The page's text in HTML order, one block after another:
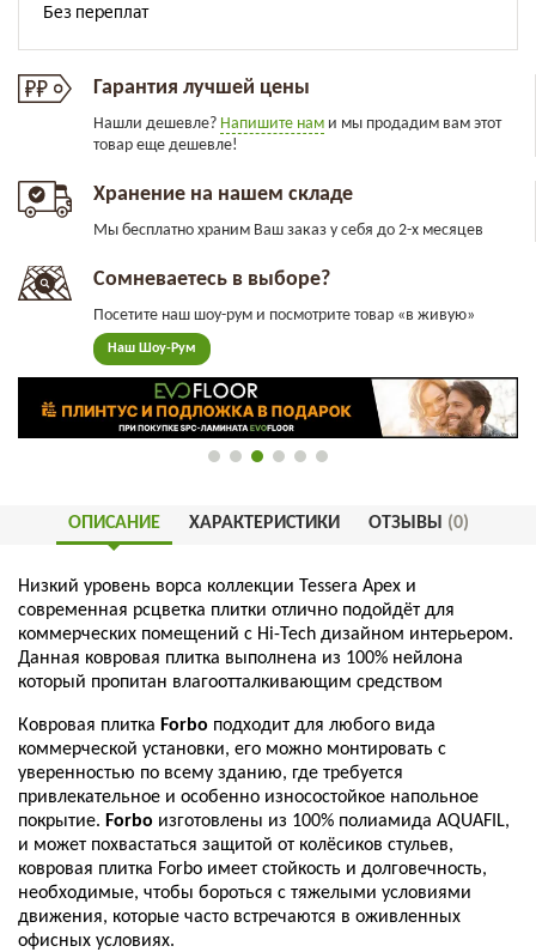
Гарантия лучшей цены
Нашли дешевле? Напишите нам и мы продадим вам этот
товар еще дешевле!
Хранение на нашем складе
Мы бесплатно храним Ваш заказ у себя до 2-х месяцев
Сомневаетесь в выборе?
Посетите наш шоу-рум и посмотрите товар «в живую»
Наш Шоу-Рум
ОПИСАНИЕ ХАРАКТЕРИСТИКИ ОТЗЫВЫ (0)
Низкий уровень ворса коллекции Tessera Apex и
современная рсцветка плитки отлично подойдёт для
коммерческих помещений с Hi-Tech дизайном интерьером.
Данная ковровая плитка выполнена из 100% нейлона
который пропитан влагоотталкивающим средством
Ковровая плитка Forbo подходит для любого вида
коммерческой установки, его можно монтировать с
уверенностью по всему зданию, где требуется
привлекательное и особенно износостойкое напольное
покрытие. Forbo изготовлены из 100% полиамида AQUAFIL,
и может похвастаться защитой от колёсиков стульев,
ковровая плитка Forbo имеет стойкость и долговечность,
необходимые, чтобы бороться с тяжелыми условиями
движения, которые часто встречаются в оживленных
офисных условиях.